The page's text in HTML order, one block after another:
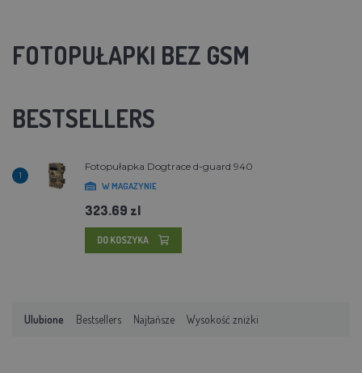
FOTOPUŁAPKI BEZ GSM
BESTSELLERS
1
Fotopułapka Dogtrace d-guard 940
W MAGAZYNIE
323.69 zl
DO KOSZYKA
Ulubione Bestsellers Najtańsze Wysokość zniżki